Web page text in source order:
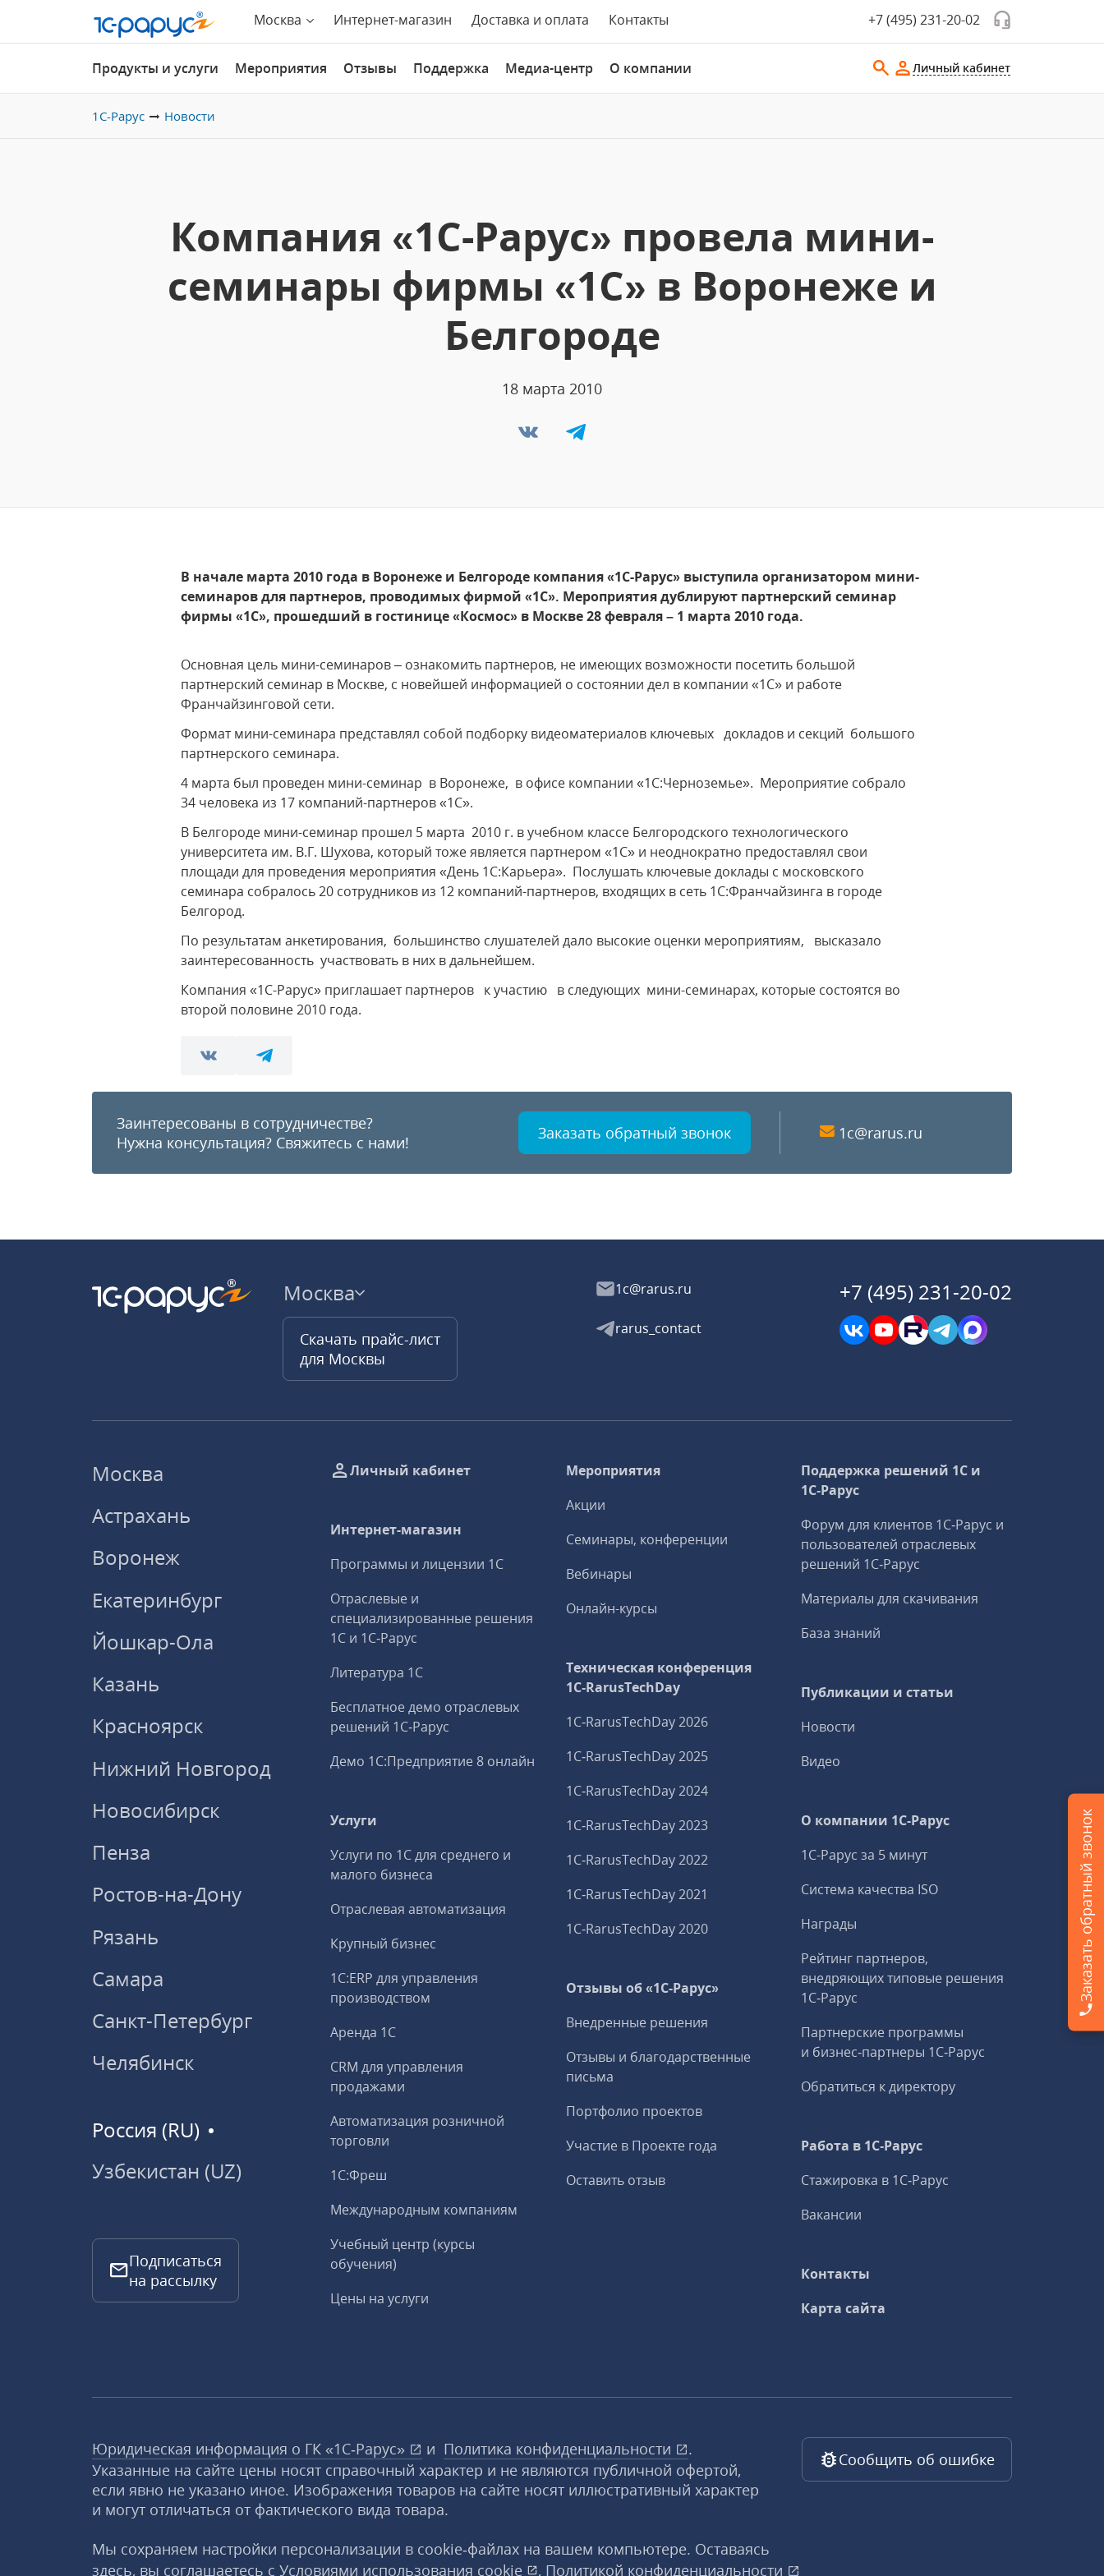
Москва Интернет-магазин Доставка и оплата Контакты +7 (495) 231-20-02
Продукты и услуги Мероприятия Отзывы Поддержка Медиа-центр О компании Личный кабинет
1С-Рарус Новости
Компания «1С-Рарус» провела мини-
семинары фирмы «1С» в Воронеже и
Белгороде
18 марта 2010
В начале марта 2010 года в Воронеже и Белгороде компания «1С-Рарус» выступила организатором мини-
семинаров для партнеров, проводимых фирмой «1С». Мероприятия дублируют партнерский семинар
фирмы «1С», прошедший в гостинице «Космос» в Москве 28 февраля – 1 марта 2010 года.
Основная цель мини-семинаров – ознакомить партнеров, не имеющих возможности посетить большой
партнерский семинар в Москве, с новейшей информацией о состоянии дел в компании «1С» и работе
Франчайзинговой сети.
Формат мини-семинара представлял собой подборку видеоматериалов ключевых докладов и секций большого
партнерского семинара.
4 марта был проведен мини-семинар в Воронеже, в офисе компании «1С:Черноземье». Мероприятие собрало
34 человека из 17 компаний-партнеров «1С».
В Белгороде мини-семинар прошел 5 марта 2010 г. в учебном классе Белгородского технологического
университета им. В.Г. Шухова, который тоже является партнером «1С» и неоднократно предоставлял свои
площади для проведения мероприятия «День 1С:Карьера». Послушать ключевые доклады с московского
семинара собралось 20 сотрудников из 12 компаний-партнеров, входящих в сеть 1С:Франчайзинга в городе
Белгород.
По результатам анкетирования, большинство слушателей дало высокие оценки мероприятиям, высказало
заинтересованность участвовать в них в дальнейшем.
Компания «1С-Рарус» приглашает партнеров к участию в следующих мини-семинарах, которые состоятся во
второй половине 2010 года.
Заинтересованы в сотрудничестве?
Нужна консультация? Свяжитесь с нами! Заказать обратный звонок 1c@rarus.ru
Москва
Скачать прайс-лист
для Москвы
1c@rarus.ru
rarus_contact
+7 (495) 231-20-02
Москва
Астрахань
Воронеж
Екатеринбург
Йошкар-Ола
Казань
Красноярск
Нижний Новгород
Новосибирск
Пенза
Ростов-на-Дону
Рязань
Самара
Санкт-Петербург
Челябинск
Россия (RU)
Узбекистан (UZ)
Подписаться
на рассылку
Личный кабинет
Интернет-магазин
Программы и лицензии 1С
Отраслевые и
специализированные решения
1С и 1С‑Рарус
Литература 1С
Бесплатное демо отраслевых
решений 1С‑Рарус
Демо 1С:Предприятие 8 онлайн
Услуги
Услуги по 1С для среднего и
малого бизнеса
Отраслевая автоматизация
Крупный бизнес
1С:ERP для управления
производством
Аренда 1С
CRM для управления
продажами
Автоматизация розничной
торговли
1С:Фреш
Международным компаниям
Учебный центр (курсы
обучения)
Цены на услуги
Мероприятия
Акции
Семинары, конференции
Вебинары
Онлайн-курсы
Техническая конференция
1C‑RarusTechDay
1C‑RarusTechDay 2026
1C‑RarusTechDay 2025
1C‑RarusTechDay 2024
1C‑RarusTechDay 2023
1C‑RarusTechDay 2022
1C‑RarusTechDay 2021
1C‑RarusTechDay 2020
Отзывы об «1С-Рарус»
Внедренные решения
Отзывы и благодарственные
письма
Портфолио проектов
Участие в Проекте года
Оставить отзыв
Поддержка решений 1С и
1С‑Рарус
Форум для клиентов 1С‑Рарус и
пользователей отраслевых
решений 1С‑Рарус
Материалы для скачивания
База знаний
Публикации и статьи
Новости
Видео
О компании 1C-Рарус
1С-Рарус за 5 минут
Система качества ISO
Награды
Рейтинг партнеров,
внедряющих типовые решения
1С‑Рарус
Партнерские программы
и бизнес‑партнеры 1С‑Рарус
Обратиться к директору
Работа в 1С‑Рарус
Стажировка в 1С‑Рарус
Вакансии
Контакты
Карта сайта
Юридическая информация о ГК «1С‑Рарус» и Политика конфиденциальности
.
Указанные на сайте цены носят справочный характер и не являются публичной офертой,
если явно не указано иное. Изображения товаров на сайте носят иллюстративный характер
и могут отличаться от фактического вида товара.
Мы сохраняем настройки персонализации в cookie‑файлах на вашем компьютере. Оставаясь
здесь, вы соглашаетесь с Условиями использования cookie , Политикой конфиденциальности
Сообщить об ошибке
Заказать обратный звонок